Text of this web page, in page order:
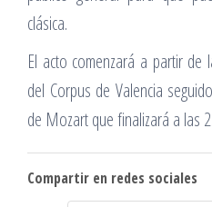
clásica.
El acto comenzará a partir
del Corpus de Valencia
de Mozart que finalizará a las
Compartir en redes sociales